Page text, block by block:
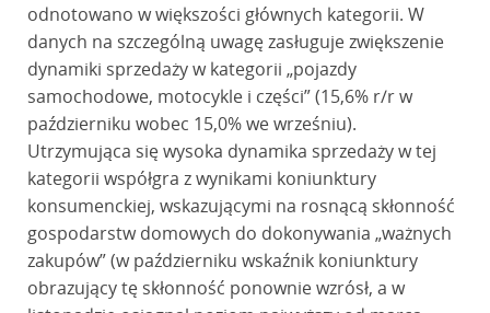
odnotowano w większości głównych kategorii. W
danych na szczególną uwagę zasługuje zwiększenie
dynamiki sprzedaży w kategorii „pojazdy
samochodowe, motocykle i części” (15,6% r/r w
październiku wobec 15,0% we wrześniu).
Utrzymująca się wysoka dynamika sprzedaży w tej
kategorii współgra z wynikami koniunktury
konsumenckiej, wskazującymi na rosnącą skłonność
gospodarstw domowych do dokonywania „ważnych
zakupów” (w październiku wskaźnik koniunktury
obrazujący tę skłonność ponownie wzrósł, a w